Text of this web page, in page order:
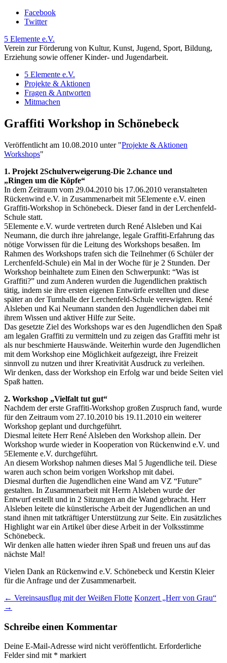
Facebook
Twitter
5 Elemente e.V.
Verein zur Förderung von Kultur, Kunst, Jugend, Sport, Bildung,
Erziehung sowie offener Kinder- und Jugendarbeit.
5 Elemente e.V.
Projekte & Aktionen
Fragen & Antworten
Mitmachen
Graffiti Workshop in Schönebeck
Veröffentlicht am 10.08.2010 unter "Projekte & Aktionen
Workshops"
1. Projekt 2Schulverweigerung-Die 2.chance und
„Ringen um die Köpfe“
In dem Zeitraum vom 29.04.2010 bis 17.06.2010 veranstalteten
Rückenwind e.V. in Zusammenarbeit mit 5Elemente e.V. einen
Graffiti-Workshop in Schönebeck. Dieser fand in der Lerchenfeld-
Schule statt.
5Elemente e.V. wurde vertreten durch René Alsleben und Kai
Neumann, die durch ihre jahrelange, legale Graffiti-Erfahrung das
nötige Vorwissen für die Leitung des Workshops besaßen. Im
Rahmen des Workshops trafen sich die Teilnehmer (6 Schüler der
Lerchenfeld-Schule) ein Mal in der Woche für je 2 Stunden. Der
Workshop beinhaltete zum Einen den Schwerpunkt: “Was ist
Graffiti?” und zum Anderen wurden die Jugendlichen praktisch
tätig, indem sie ihre ersten eigenen Entwürfe erstellten und diese
später an der Turnhalle der Lerchenfeld-Schule verewigten. René
Alsleben und Kai Neumann standen den Jugendlichen dabei mit
ihrem Wissen und aktiver Hilfe zur Seite.
Das gesetzte Ziel des Workshops war es den Jugendlichen den Spaß
am legalen Graffiti zu vermitteln und zu zeigen das Graffiti mehr ist
als nur beschmierte Hauswände. Weiterhin wurde den Jugendlichen
mit dem Workshop eine Möglichkeit aufgezeigt, ihre Freizeit
sinnvoll zu nutzen und ihrer Kreativität Ausdruck zu verleihen.
Wir denken, dass der Workshop ein Erfolg war und beide Seiten viel
Spaß hatten.
2. Workshop „Vielfalt tut gut“
Nachdem der erste Graffiti-Workshop großen Zuspruch fand, wurde
für den Zeitraum vom 27.10.2010 bis 19.11.2010 ein weiterer
Workshop geplant und durchgeführt.
Diesmal leitete Herr René Alsleben den Workshop allein. Der
Workshop wurde wieder in Kooperation von Rückenwind e.V. und
5Elemente e.V. durchgeführt.
An diesem Workshop nahmen dieses Mal 5 Jugendliche teil. Diese
waren auch schon beim vorigen Workshop mit dabei.
Diesmal durften die Jugendlichen eine Wand am VZ “Future”
gestalten. In Zusammenarbeit mit Herrn Alsleben wurde der
Entwurf erstellt und in 2 Sitzungen an die Wand gebracht. Herr
Alsleben leitete die künstlerische Arbeit der Jugendlichen an und
stand ihnen mit tatkräftiger Unterstützung zur Seite. Ein zusätzliches
Highlight war ein Artikel über diese Arbeit in der Volksstimme
Schönebeck.
Wir denken alle hatten wieder ihren Spaß und freuen uns auf das
nächste Mal!
Vielen Dank an Rückenwind e.V. Schönebeck und Kerstin Kleier
für die Anfrage und der Zusammenarbeit.
← Vereinsausflug mit der Weißen Flotte Konzert „Herr von Grau“
→
Schreibe einen Kommentar
Deine E-Mail-Adresse wird nicht veröffentlicht. Erforderliche
Felder sind mit * markiert